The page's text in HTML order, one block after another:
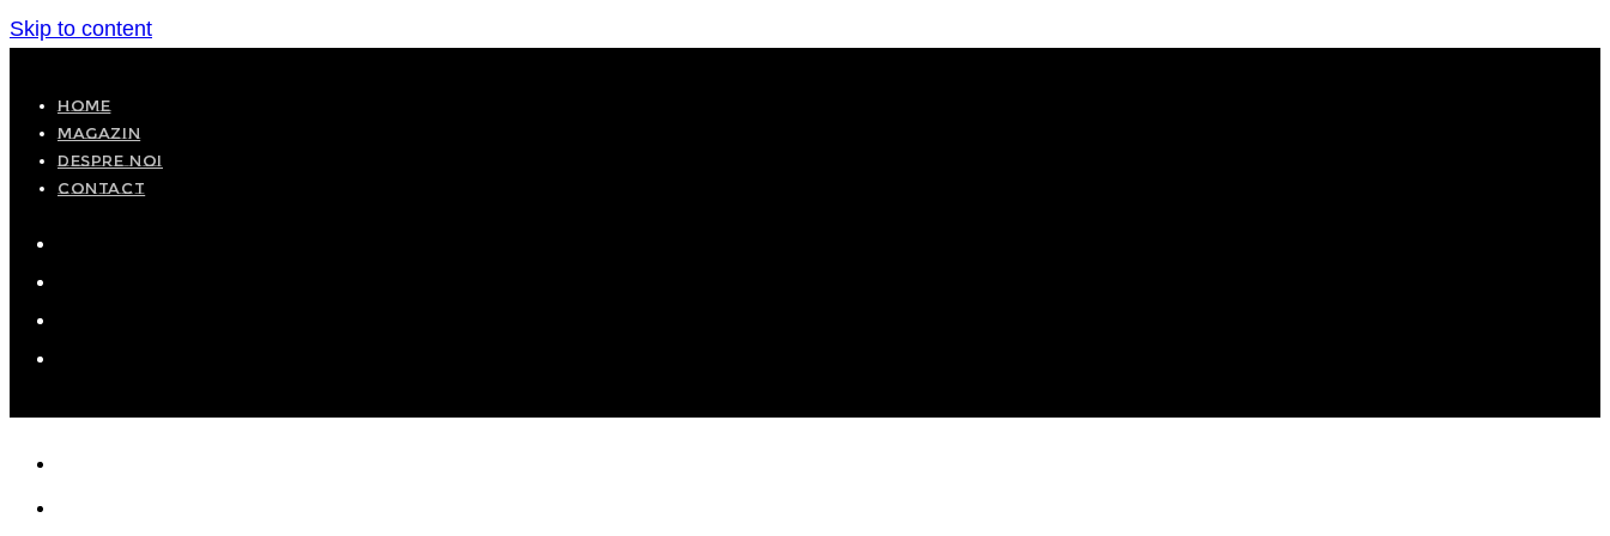
Skip to content
HOME
MAGAZIN
DESPRE NOI
CONTACT